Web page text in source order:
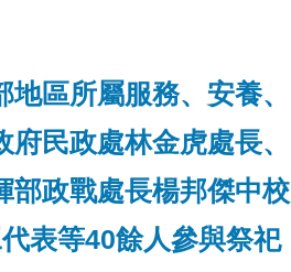
區所屬服務、安養、
民政處林金虎處長、
部政戰處長楊邦傑中校
表等40餘人參與祭祀